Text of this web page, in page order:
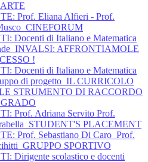
Prof. Eliana Alfieri - Prof.
Docenti di Italiano e Matematica
AFFRONTIAMOLE
!
Docenti di Italiano e Matematica
di progetto_IL CURRICOLO
STRUMENTO DI RACCORDO
Prof. Adriana Servito Prof.
PLACEMENT
Prof. Sebastiano Di Caro_Prof.
SPORTIVO
Dirigente scolastico e docenti